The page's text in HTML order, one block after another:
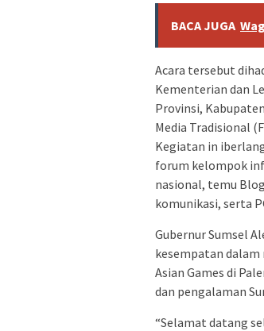
BACA JUGA
Acara tersebut
Kementerian dan
Provinsi,
Media Tradisional
Kegiatan in
forum kelompok
nasional, temu
komunikasi, serta
Gubernur Sumsel
kesempatan
Asian Games di
dan pengalaman
“Selamat datang